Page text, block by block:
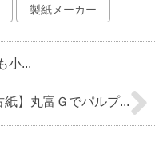
製紙メーカー
小...
紙】丸富Ｇでパルプ...